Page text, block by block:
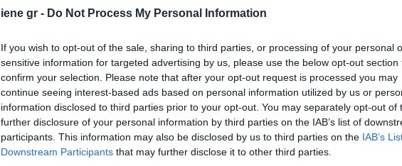
iene gr - Do Not Process My Personal Information
If you wish to opt-out of the sale, sharing to third parties, or processing of your personal
sensitive information for targeted advertising by us, please use the below opt-out section
confirm your selection. Please note that after your opt-out request is processed you may
continue seeing interest-based ads based on personal information utilized by us or
information disclosed to third parties prior to your opt-out. You may separately opt-out of
further disclosure of your personal information by third parties on the IAB’s list of
participants. This information may also be disclosed by us to third parties on the IAB’s
Downstream Participants that may further disclose it to other third parties.